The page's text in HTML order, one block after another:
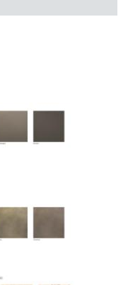
и Московской
к